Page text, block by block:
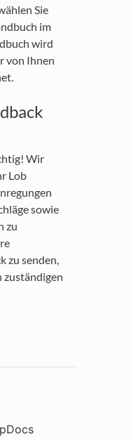
Sie
im
wird
von Ihnen
Wir
Lob
sowie
zu
zu senden,
zuständigen